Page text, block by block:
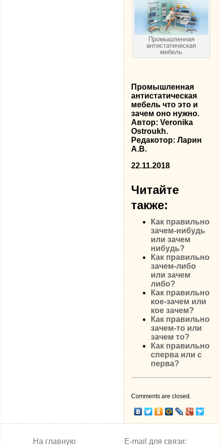
Промышленная
антистатическая
мебель
Промышленная
антистатическая
мебель что это и
зачем оно нужно.
Автор: Veronika
Ostroukh.
Редакотор: Ларин
А.В.
22.11.2018
Читайте
также:
Как правильно
зачем-нибудь
или зачем
нибудь?
Как правильно
зачем-либо
или зачем
либо?
Как правильно
кое-зачем или
кое зачем?
Как правильно
зачем-то или
зачем то?
Как правильно
cперва или с
перва?
Comments are closed.
На главную E-mail для связи: